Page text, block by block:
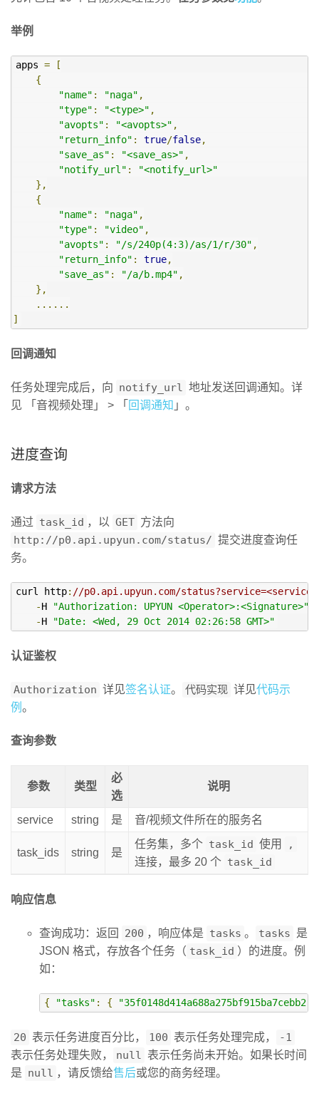
举例
apps =
[
{
"name" : "naga" ,
"type" : "<type>" ,
"avopts" : "<avopts>" ,
"return_info" : true/false,
"save_as" : "<save_as>" ,
"notify_url" : "<notify_url>"
},
{
"name" : "naga" ,
"type" : "video" ,
"avopts" : "/s/240p(4:3)/as/1/r/30" ,
"return_info" : true,
"save_as" : "/a/b.mp4" ,
},
......
]
回调通知
任务处理完成后，向 notify_url 地址发送回调通知。详
见 「音视频处理」 > 「 回调通知 」。
进度查询
请求方法
通过 task_id ，以 GET 方法向
http://p0.api.upyun.com/status/ 提交进度查询任
务。
curl http: //p0.api.upyun.com/
-H "Authorization: UPYUN <Operator>:<Signature>"
-H "Date: <Wed, 29 Oct 2014 02:26:58 GMT>"
认证鉴权
Authorization 详见签名认证。 代码实现 详见代码示
例 。
查询参数
参数 类型
必
选
说明
service string 是 音/视频文件所在的服务名
task_ids string 是
任务集，多个 task_id 使用 ,
连接，最多 20 个 task_id
响应信息
查询成功：返回 200 ，响应体是 tasks 。 tasks 是
JSON 格式，存放各个任务（ task_id ）的进度。例
如：
{ "tasks" : { "35f0148d414a688a275bf915ba7cebb2"
20 表示任务进度百分比， 100 表示任务处理完成， -1
表示任务处理失败， null 表示任务尚未开始。如果长时间
是 null ，请反馈给售后或您的商务经理。